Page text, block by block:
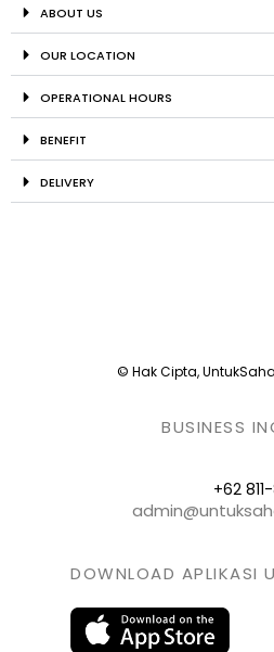
ABOUT US
OUR LOCATION
OPERATIONAL HOURS
BENEFIT
DELIVERY
© Hak Cipta,
BUSINESS
+62
DOWNLOAD APLIKASI